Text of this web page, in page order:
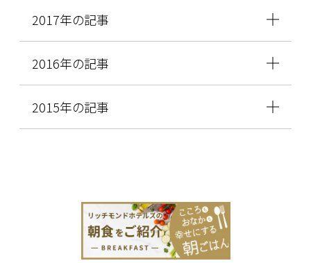
2017年の記事
2016年の記事
2015年の記事